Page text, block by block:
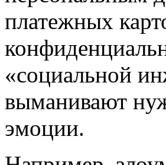
платежных
«социальной
выманивают
эмоции.